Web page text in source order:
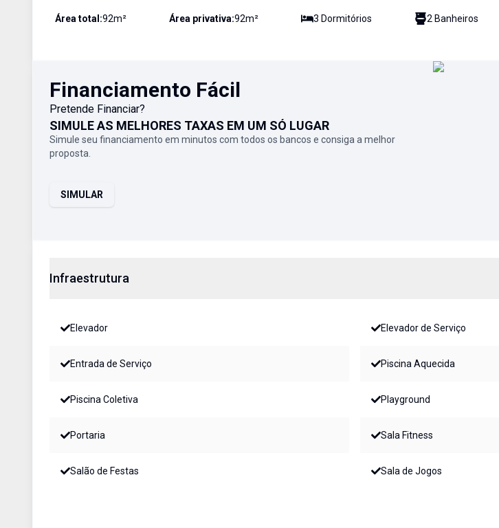
Área total:92m² Área privativa:92m² 3 Dormitórios 2 Banheiros
Financiamento Fácil
Pretende Financiar?
SIMULE AS MELHORES TAXAS EM UM SÓ LUGAR
Simule seu financiamento em minutos com todos os bancos e consiga a melhor
proposta.
SIMULAR
Infraestrutura
Elevador Elevador de Serviço
Entrada de Serviço Piscina Aquecida
Piscina Coletiva Playground
Portaria Sala Fitness
Salão de Festas Sala de Jogos